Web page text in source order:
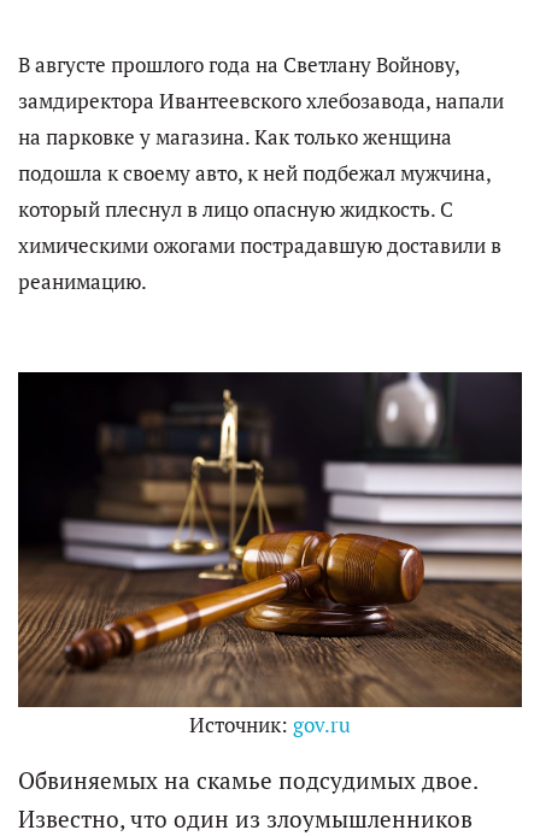
В августе прошлого года на Светлану Войнову,
замдиректора Ивантеевского хлебозавода, напали
на парковке у магазина. Как только женщина
подошла к своему авто, к ней подбежал мужчина,
который плеснул в лицо опасную жидкость. С
химическими ожогами пострадавшую доставили в
реанимацию.
Источник: gov.ru
Обвиняемых на скамье подсудимых двое.
Известно, что один из злоумышленников